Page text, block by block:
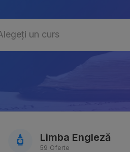
un curs
un curs
Limba Engleză
59 Oferte